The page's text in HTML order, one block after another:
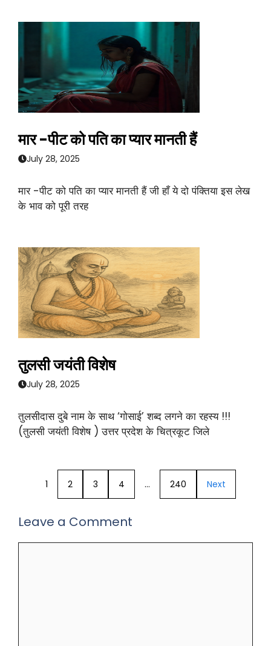
मार -पीट को पति का प्यार मानती हैं
July 28, 2025
मार -पीट को पति का प्यार मानती हैं जी हाँ ये दो पंक्तिया इस लेख
के भाव को पूरी तरह
तुलसी जयंती विशेष
July 28, 2025
तुलसीदास दुबे नाम के साथ ‘गोसाई’ शब्द लगने का रहस्य !!!
(तुलसी जयंती विशेष ) उत्तर प्रदेश के चित्रकूट जिले
1 2 3 4 … 240 Next
Leave a Comment